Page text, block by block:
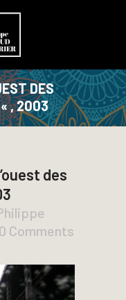
DES
, 2003
des
0 Comments